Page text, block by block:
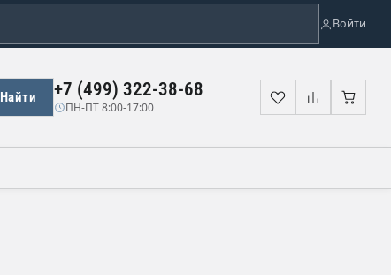
Войти
Найти +7 (499) 322-38-68
ПН-ПТ 8:00-17:00 Избранное